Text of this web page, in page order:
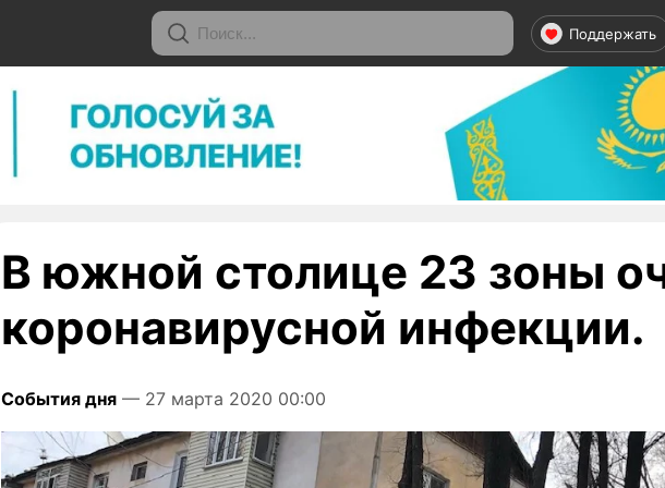
Поддержать
В южной столице 23 зоны
коронавирусной инфекции.
События дня — 27 марта 2020 00:00